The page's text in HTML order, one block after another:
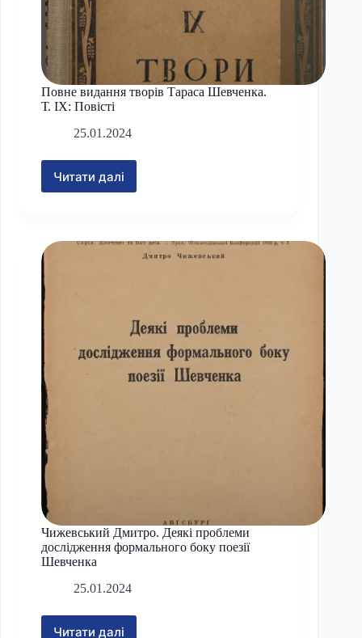
Повне видання творів Тараса Шевченка.
Т. ІХ: Повісті
25.01.2024
Читати далі
Повне
Шевченка.
Чижевський Дмитро. Деякі проблеми
дослідження формального боку поезії
Шевченка
25.01.2024
Читати далі